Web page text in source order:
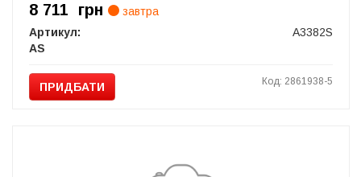
8 711 грн
завтра
Артикул:
A3382S
AS
ПРИДБАТИ Код: 2861938-5